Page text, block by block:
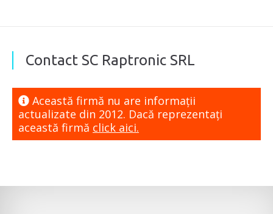
Contact SC Raptronic SRL
Această firmă nu are informaţii
actualizate din 2012. Dacă reprezentaţi
această firmă click aici.